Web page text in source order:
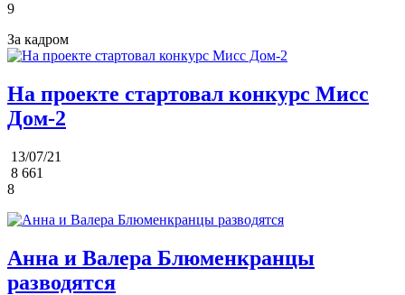
9
За кадром
На проекте стартовал конкурс Мисс
Дом-2
13/07/21
8 661
8
Анна и Валера Блюменкранцы
разводятся